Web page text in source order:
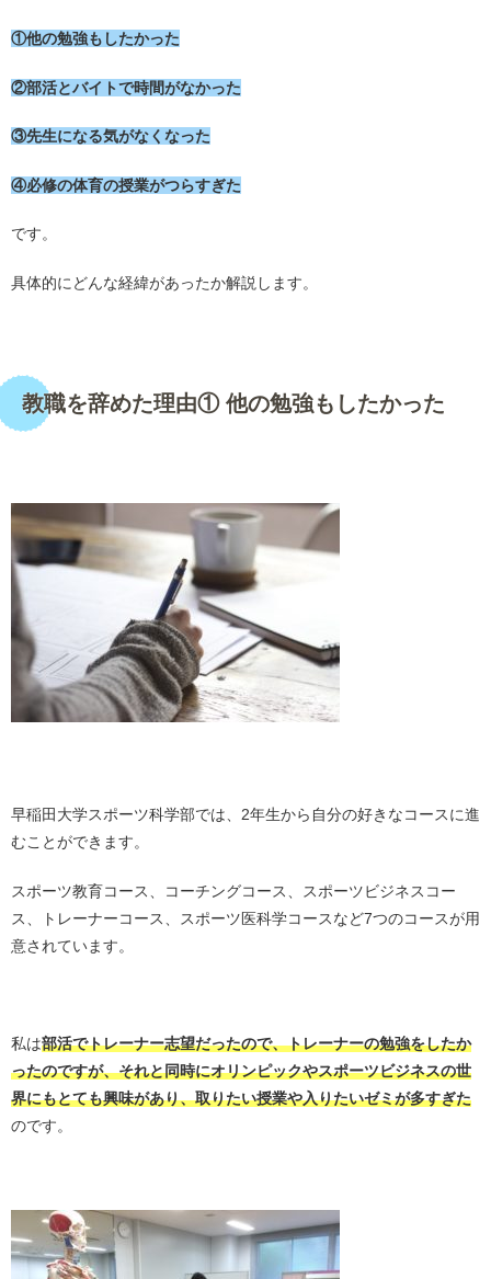
①他の勉強もしたかった
②部活とバイトで時間がなかった
③先生になる気がなくなった
④必修の体育の授業がつらすぎた
です。
具体的にどんな経緯があったか解説します。
教職を辞めた理由① 他の勉強もしたかった
早稲田大学スポーツ科学部では、2年生から自分の好きなコースに進
むことができます。
スポーツ教育コース、コーチングコース、スポーツビジネスコー
ス、トレーナーコース、スポーツ医科学コースなど7つのコースが用
意されています。
私は部活でトレーナー志望だったので、トレーナーの勉強をしたか
ったのですが、それと同時にオリンピックやスポーツビジネスの世
界にもとても興味があり、取りたい授業や入りたいゼミが多すぎた
のです。